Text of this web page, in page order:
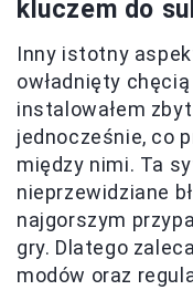
kluczem do
Inny istotny
owładnięty
instalowałem
jednocześnie, co
między nimi. Ta
nieprzewidziane
najgorszym
gry. Dlatego
modów oraz